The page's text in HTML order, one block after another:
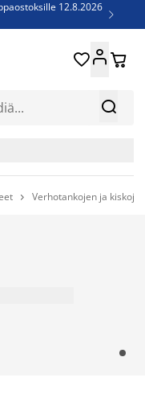
12.8.2026

60% 
 
 Verhotankojen ja